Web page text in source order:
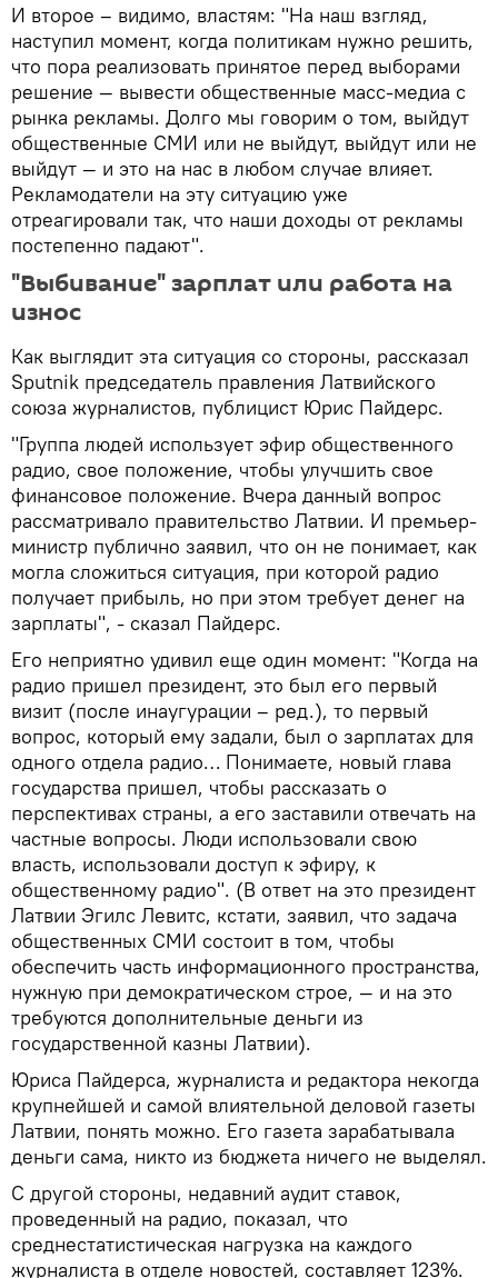
И второе – видимо, властям: "На наш взгляд,
наступил момент, когда политикам нужно решить,
что пора реализовать принятое перед выборами
решение — вывести общественные масс-медиа с
рынка рекламы. Долго мы говорим о том, выйдут
общественные СМИ или не выйдут, выйдут или не
выйдут — и это на нас в любом случае влияет.
Рекламодатели на эту ситуацию уже
отреагировали так, что наши доходы от рекламы
постепенно падают".
"Выбивание" зарплат или работа на
износ
Как выглядит эта ситуация со стороны, рассказал
Sputnik председатель правления Латвийского
союза журналистов, публицист Юрис Пайдерс.
"Группа людей использует эфир общественного
радио, свое положение, чтобы улучшить свое
финансовое положение. Вчера данный вопрос
рассматривало правительство Латвии. И премьер-
министр публично заявил, что он не понимает, как
могла сложиться ситуация, при которой радио
получает прибыль, но при этом требует денег на
зарплаты", - сказал Пайдерс.
Его неприятно удивил еще один момент: "Когда на
радио пришел президент, это был его первый
визит (после инаугурации – ред.), то первый
вопрос, который ему задали, был о зарплатах для
одного отдела радио… Понимаете, новый глава
государства пришел, чтобы рассказать о
перспективах страны, а его заставили отвечать на
частные вопросы. Люди использовали свою
власть, использовали доступ к эфиру, к
общественному радио". (В ответ на это президент
Латвии Эгилс Левитс, кстати, заявил, что задача
общественных СМИ состоит в том, чтобы
обеспечить часть информационного пространства,
нужную при демократическом строе, — и на это
требуются дополнительные деньги из
государственной казны Латвии).
Юриса Пайдерса, журналиста и редактора некогда
крупнейшей и самой влиятельной деловой газеты
Латвии, понять можно. Его газета зарабатывала
деньги сама, никто из бюджета ничего не выделял.
С другой стороны, недавний аудит ставок,
проведенный на радио, показал, что
среднестатистическая нагрузка на каждого
журналиста в отделе новостей, составляет 123%.